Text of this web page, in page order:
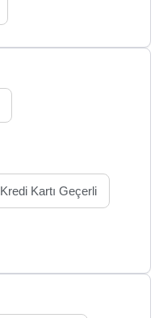
Kredi Kartı Geçerli